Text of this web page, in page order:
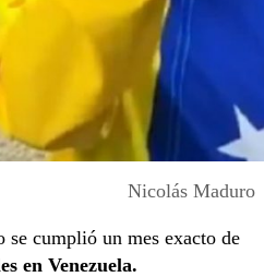
Nicolás Maduro
se cumplió un mes exacto de
en Venezuela.